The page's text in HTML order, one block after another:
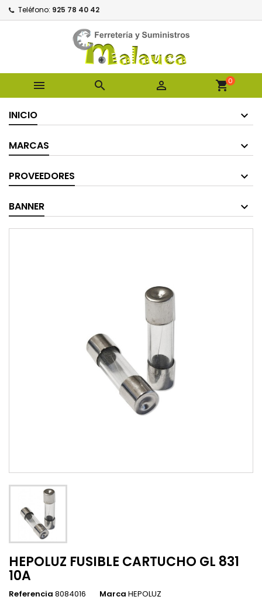
Teléfono: 925 78 40 42
   shopping_cart0
INICIO
MARCAS
PROVEEDORES
BANNER
HEPOLUZ FUSIBLE CARTUCHO GL 831
10A
Referencia 8084016 Marca HEPOLUZ